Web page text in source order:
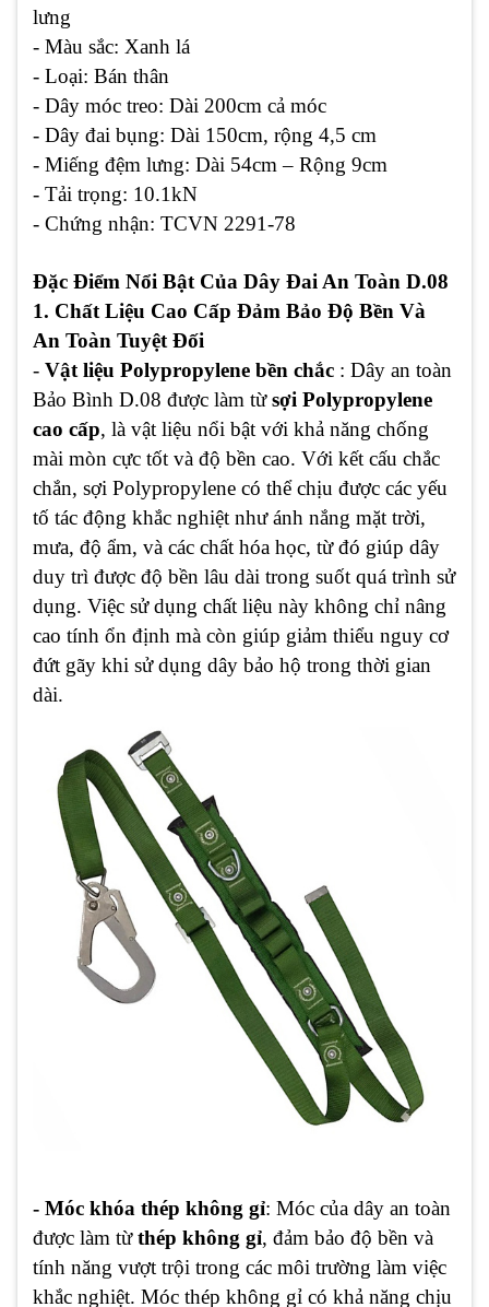
lưng
- Màu sắc: Xanh lá
- Loại: Bán thân
- Dây móc treo: Dài 200cm cả móc
- Dây đai bụng: Dài 150cm, rộng 4,5 cm
- Miếng đệm lưng: Dài 54cm – Rộng 9cm
- Tải trọng: 10.1kN
- Chứng nhận: TCVN 2291-78
Đặc Điểm Nổi Bật Của Dây Đai An Toàn D.08
1. Chất Liệu Cao Cấp Đảm Bảo Độ Bền Và
An Toàn Tuyệt Đối
- Vật liệu Polypropylene bền chắc : Dây an toàn
Bảo Bình D.08 được làm từsợi Polypropylene
cao cấp, là vật liệu nổi bật với khả năng chống
mài mòn cực tốt và độ bền cao. Với kết cấu chắc
chắn, sợi Polypropylene có thể chịu được các yếu
tố tác động khắc nghiệt như ánh nắng mặt trời,
mưa, độ ẩm, và các chất hóa học, từ đó giúp dây
duy trì được độ bền lâu dài trong suốt quá trình sử
dụng. Việc sử dụng chất liệu này không chỉ nâng
cao tính ổn định mà còn giúp giảm thiểu nguy cơ
đứt gãy khi sử dụng dây bảo hộ trong thời gian
dài.
- Móc khóa thép không gỉ: Móc của dây an toàn
được làm từthép không gỉ, đảm bảo độ bền và
tính năng vượt trội trong các môi trường làm việc
khắc nghiệt. Móc thép không gỉ có khả năng chịu